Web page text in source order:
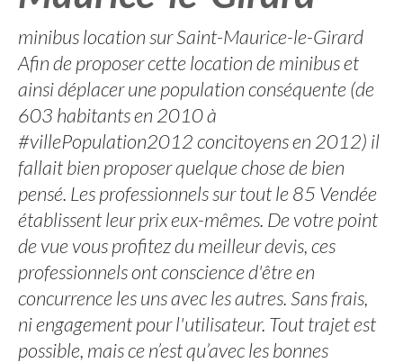
minibus location sur Saint-Maurice-le-Girard
Afin de proposer cette location de minibus et
ainsi déplacer une population conséquente (de
603 habitants en 2010 à
#villePopulation2012 concitoyens en 2012) il
fallait bien proposer quelque chose de bien
pensé. Les professionnels sur tout le 85 Vendée
établissent leur prix eux-mêmes. De votre point
de vue vous profitez du meilleur devis, ces
professionnels ont conscience d'être en
concurrence les uns avec les autres. Sans frais,
ni engagement pour l'utilisateur. Tout trajet est
possible, mais ce n’est qu’avec les bonnes